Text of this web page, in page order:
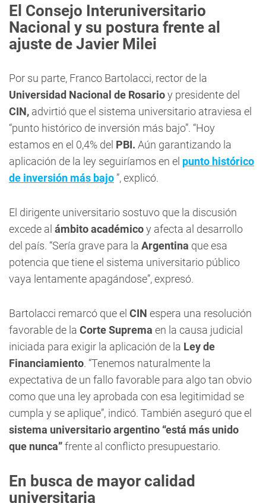
El Consejo Interuniversitario
Nacional y su postura frente al
ajuste de Javier Milei
Por su parte, Franco Bartolacci, rector de la
Universidad Nacional de Rosarioy presidente del
CIN, advirtió que el sistema universitario atraviesa el
“punto histórico de inversión más bajo”. “Hoy
estamos en el 0,4% del PBI. Aún garantizando la
aplicación de la ley seguiríamos en el punto histórico
de inversión más bajo”, explicó.
El dirigente universitario sostuvo que la discusión
excede al ámbito académicoy afecta al desarrollo
del país. “Sería grave para la Argentina que esa
potencia que tiene el sistema universitario público
vaya lentamente apagándose”, expresó.
Bartolacci remarcó que el CIN espera una resolución
favorable de la Corte Suprema en la causa judicial
iniciada para exigir la aplicación de la Ley de
Financiamiento. “Tenemos naturalmente la
expectativa de un fallo favorable para algo tan obvio
como que una ley aprobada con esa legitimidad se
cumpla y se aplique”, indicó. También aseguró que el
sistema universitario argentino “está más unido
que nunca”frente al conflicto presupuestario.
En busca de mayor calidad
universitaria